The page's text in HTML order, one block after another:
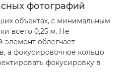
фотографий
объектах, с минимальным
всего 0,25 м. Не
облегчает
а фокусировочное кольцо
фокусировку в